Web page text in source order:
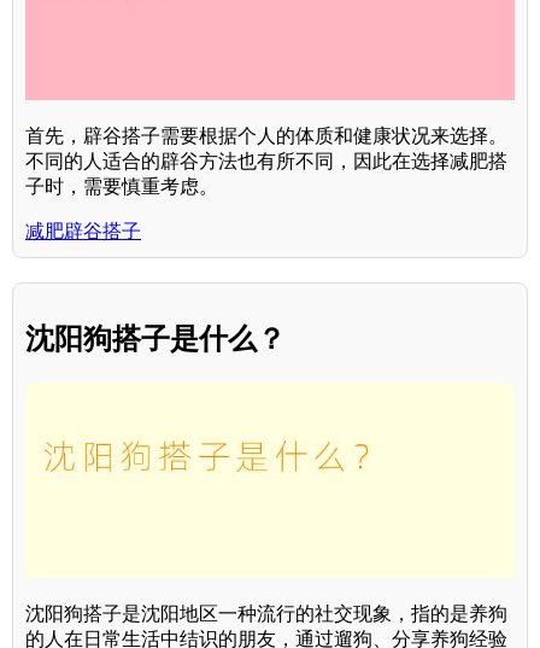
首先，辟谷搭子需要根据个人的体质和健康状况来选择。
不同的人适合的辟谷方法也有所不同，因此在选择减肥搭
子时，需要慎重考虑。
减肥辟谷搭子
沈阳狗搭子是什么？
沈阳狗搭子是沈阳地区一种流行的社交现象，指的是养狗
的人在日常生活中结识的朋友，通过遛狗、分享养狗经验